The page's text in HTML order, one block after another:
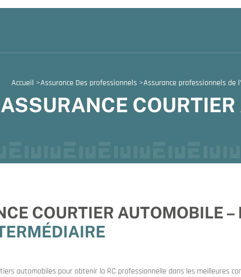
Accueil >Assurance Des professionnels >Assurance professionnels de
ASSURANCE
COURTIER AUTOMOBILE
automobiles pour obtenir la RC professionnelle dans les meilleures